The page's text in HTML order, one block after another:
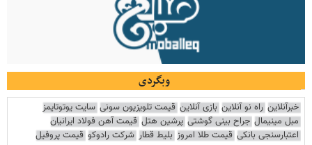
وبگردی
خبرآنلاین راه نو آنلاین بازی آنلاین قیمت تلویزیون سونی سایت یوتوتایمز
مبل مینیمال جراح بینی گوشتی پرشین هتل قیمت آهن فولاد ایرانیان
اعتبارسنجی بانکی قیمت طلا امروز بلیط قطار شرکت رادوکو قیمت پروفیل